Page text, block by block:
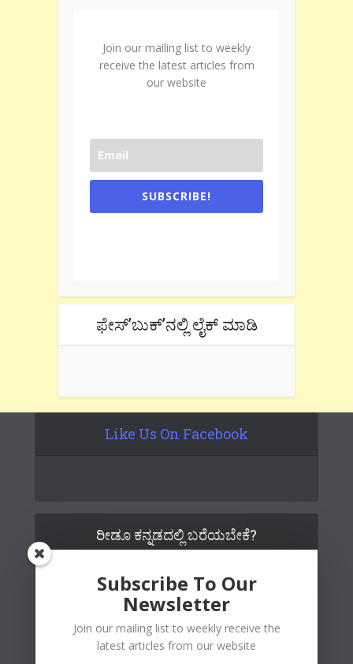
Join our mailing list to weekly
receive the latest articles from
our website
SUBSCRIBE!
ಫೇಸ್’ಬುಕ್’ನಲ್ಲಿ ಲೈಕ್ ಮಾಡಿ
Like Us On Facebook
ರೀಡೂ ಕನ್ನಡದಲ್ಲಿ ಬರೆಯಬೇಕೆ?
Subscribe To Our
Newsletter
Join our mailing list to weekly receive the
latest articles from our website